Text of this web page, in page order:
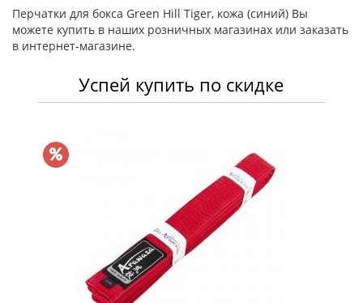
Перчатки для бокса Green Hill Tiger, кожа (синий) Вы
можете купить в наших розничных магазинах или заказать
в интернет-магазине.
Успей купить по скидке